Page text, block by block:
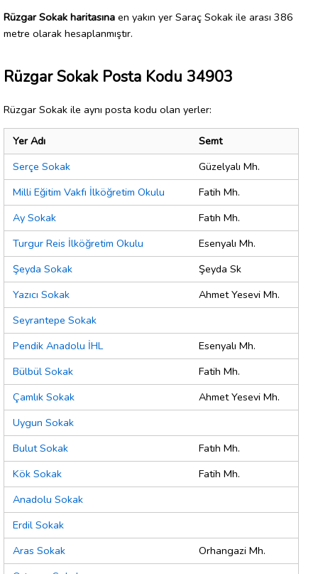
Rüzgar Sokak haritasına en yakın yer Saraç Sokak ile arası 386
metre olarak hesaplanmıştır.
Rüzgar Sokak Posta Kodu 34903
Rüzgar Sokak ile aynı posta kodu olan yerler:
Yer Adı
Semt
Serçe Sokak
Güzelyalı Mh.
Milli Eğitim Vakfı İlköğretim Okulu
Fatih Mh.
Ay Sokak
Fatıh Mh.
Turgur Reis İlköğretim Okulu
Esenyalı Mh.
Şeyda Sokak
Şeyda Sk
Yazıcı Sokak
Ahmet Yesevi Mh.
Seyrantepe Sokak
Pendik Anadolu İHL
Esenyalı Mh.
Bülbül Sokak
Fatih Mh.
Çamlık Sokak
Ahmet Yesevi Mh.
Uygun Sokak
Bulut Sokak
Fatıh Mh.
Kök Sokak
Fatih Mh.
Anadolu Sokak
Erdil Sokak
Aras Sokak
Orhangazi Mh.